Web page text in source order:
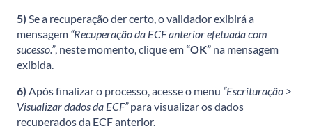
5) Se a recuperação der certo, o validador exibirá a
mensagem “Recuperação da ECF anterior efetuada com
sucesso.”, neste momento, clique em“OK” na mensagem
exibida.
6) Após finalizar o processo, acesse o menu “Escrituração >
Visualizar dados da ECF”para visualizar os dados
recuperados da ECF anterior.